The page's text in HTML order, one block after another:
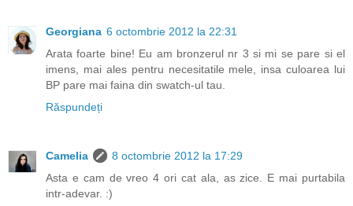
Georgiana 6 octombrie 2012 la 22:31
Arata foarte bine! Eu am bronzerul nr 3 si mi se pare si el
imens, mai ales pentru necesitatile mele, insa culoarea lui
BP pare mai faina din swatch-ul tau.
Răspundeți
Camelia
8 octombrie 2012 la 17:29
Asta e cam de vreo 4 ori cat ala, as zice. E mai purtabila
intr-adevar. :)